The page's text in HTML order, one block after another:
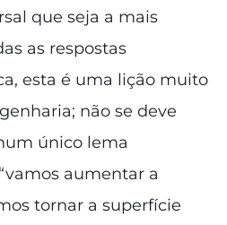
que seja a mais
as respostas
esta é uma lição muito
não se deve
único lema
aumentar a
tornar a superfície